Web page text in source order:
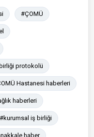
#ÇOMÜ
protokolü
Hastanesi haberleri
haberleri
#kurumsal iş birliği
haber